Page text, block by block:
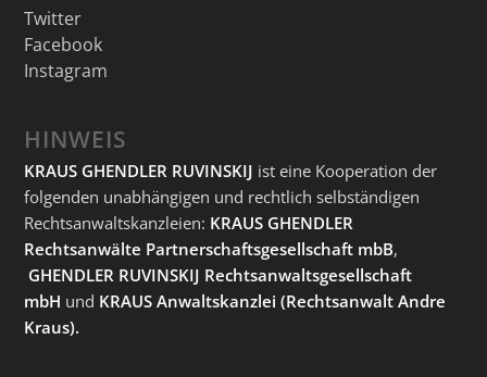
Twitter
Facebook
Instagram
HINWEIS
KRAUS GHENDLER RUVINSKIJ ist eine Kooperation der
folgenden unabhängigen und rechtlich selbständigen
Rechtsanwaltskanzleien: KRAUS GHENDLER
Rechtsanwälte Partnerschaftsgesellschaft mbB,
GHENDLER RUVINSKIJ Rechtsanwaltsgesellschaft
mbH und KRAUS Anwaltskanzlei (Rechtsanwalt Andre
Kraus).